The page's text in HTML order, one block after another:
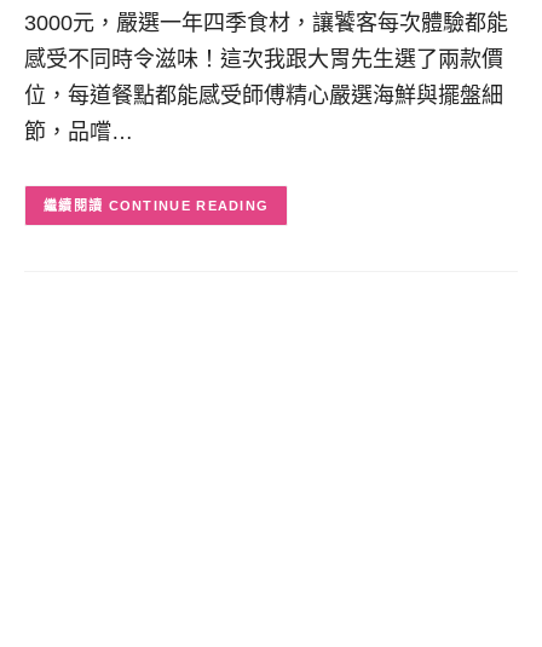
3000元，嚴選一年四季食材，讓饕客每次體驗都能
感受不同時令滋味！這次我跟大胃先生選了兩款價
位，每道餐點都能感受師傅精心嚴選海鮮與擺盤細
節，品嚐…
CONTINUE READING